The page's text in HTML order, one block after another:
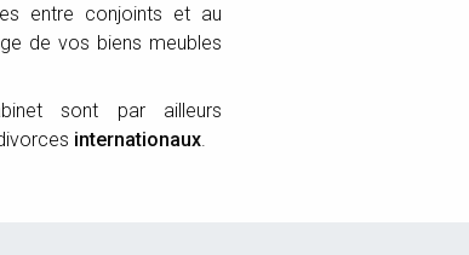
entre conjoints et au
de vos biens meubles
sont par ailleurs
internationaux.